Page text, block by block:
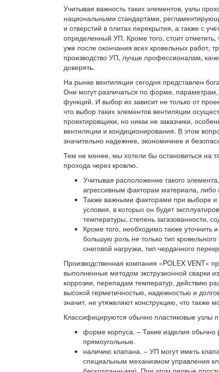
Учитывая важность таких элементов, узлы
национальными стандартами,
и отверстий в плитах перекрытия, а также с
определенный УП. Кроме того, стоит отметить,
уже после окончания всех кровельных работ,
производство УП, лучше профессионалам,
доверять.
На рынке вентиляции сегодня представлен
Они могут различаться по форме,
функций. И выбор их зависит не только от
что выбор таких элементов вентиляции
проектировщики, но никак не заказчики,
вентиляции и кондиционирования. В этом
значительно надежнее, экономичнее и
Тем не менее, мы хотели бы остановиться на
прохода через кровлю.
Учитывая расположение такого
агрессивным факторам материала, либо
Также важными факторами при выборе и
условия, в которых он будет
температуры, степень загазованности,
Кроме того, необходимо также уточнить
большую роль не только тип
снеговой нагрузки, тип чердачного
Производственная компания «POLEX VENT»
выполненные методом экструзионной сварки
коррозии, перепадам температур, действию
высокой герметичностью, надежностью и
значит, не утяжеляют конструкцию, что также
Классифицируются обычно пластиковые узлы
форме корпуса. – Такие изделия обычно
прямоугольные.
наличию клапана. – УП могут иметь
специальным механизмом управления